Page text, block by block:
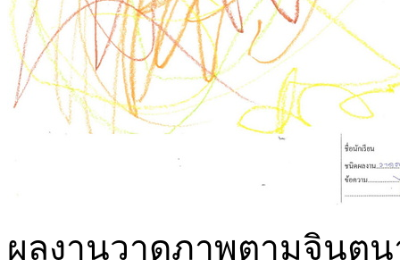
ผลงานวาดภาพตามจินตน